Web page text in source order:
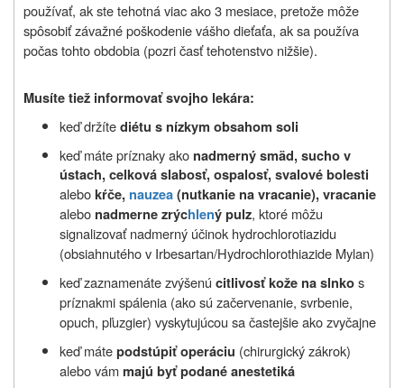
používať, ak ste tehotná viac ako 3 mesiace, pretože môže
spôsobiť závažné poškodenie vášho dieťaťa, ak sa používa
počas tohto obdobia (pozri časť tehotenstvo nižšie).
Musíte tiež informovať svojho lekára:
keď držítediétu s nízkym obsahom soli
keď máte príznaky ako nadmerný smäd, sucho v
ústach, celková slabosť, ospalosť, svalové bolesti
alebokŕče, nauzea(nutkanie na vracanie), vracanie
alebo nadmerne zrýchlený pulz, ktoré môžu
signalizovať nadmerný účinok hydrochlorotiazidu
(obsiahnutého v Irbesartan/Hydrochlorothiazide Mylan)
keď zaznamenáte zvýšenú citlivosť kože na slnkos
príznakmi spálenia (ako sú začervenanie, svrbenie,
opuch, pľuzgier) vyskytujúcou sa častejšie ako zvyčajne
keď mátepodstúpiť operáciu (chirurgický zákrok)
alebo vámmajú byťpodané anestetiká